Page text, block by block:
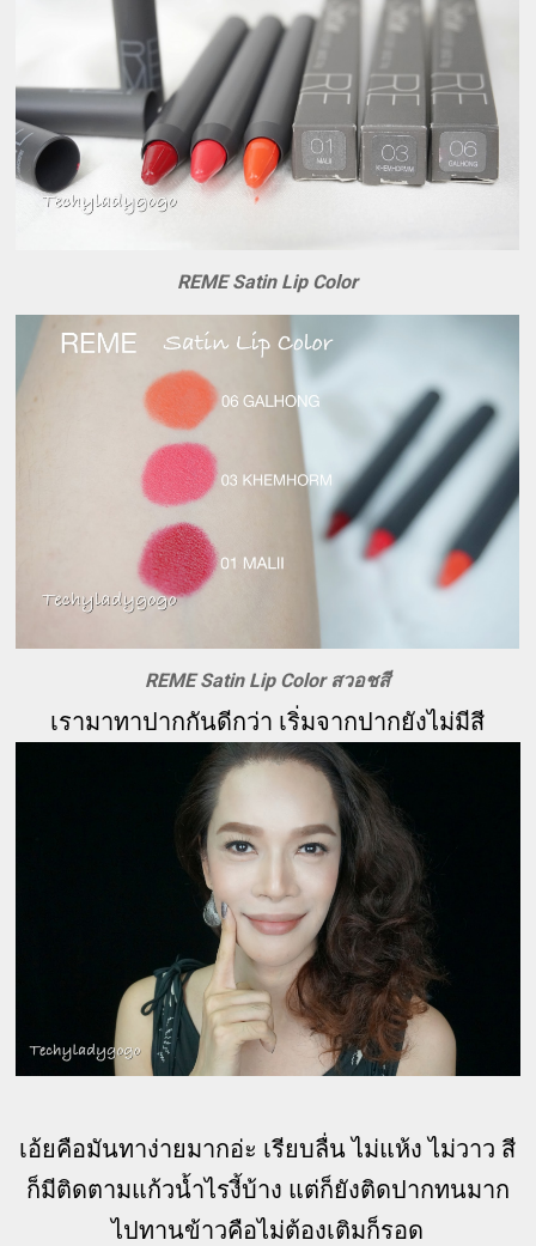
REME Satin Lip Color
REME Satin Lip Color สวอชสี
เรามาทาปากกันดีกว่า เริ่มจากปากยังไม่มีสี
เอ้ยคือมันทาง่ายมากอ่ะ เรียบลื่น ไม่แห้ง ไม่วาว สี
ก็มีติดตามแก้วน้ำไรงี้บ้าง แต่ก็ยังติดปากทนมาก
ไปทานข้าวคือไม่ต้องเติมก็รอด